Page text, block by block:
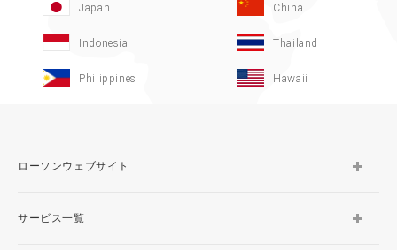
Japan China
Indonesia Thailand
Philippines Hawaii
ローソンウェブサイト
サービス一覧